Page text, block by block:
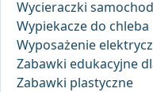
Wycieraczki
Wypiekacze do chleba
Wyposażenie
Zabawki edukacyjne
Zabawki plastyczne